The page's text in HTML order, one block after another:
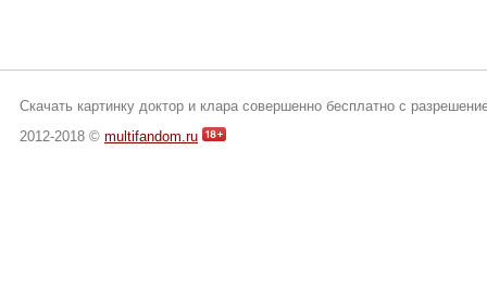
Скачать картинку доктор и клара совершенно бесплатно с
2012-2018 © multifandom.ru